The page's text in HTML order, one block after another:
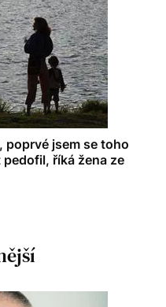
poprvé jsem se toho
říká žena ze